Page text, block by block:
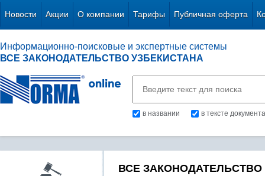
Новости Акции О компании Тарифы Публичная оферта
Информационно-поисковые и экспертные системы
ВСЕ ЗАКОНОДАТЕЛЬСТВО УЗБЕКИСТАНА
в названии в тексте документа
ВСЕ ЗАКОНОДАТЕЛЬСТВО